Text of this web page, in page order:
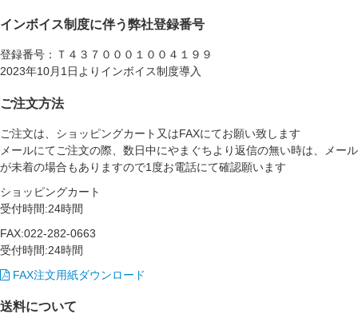
インボイス制度に伴う弊社登録番号
登録番号：Ｔ４３７０００１００４１９９
2023年10月1日よりインボイス制度導入
ご注文方法
ご注文は、ショッピングカート又はFAXにてお願い致します
メールにてご注文の際、数日中にやまぐちより返信の無い時は、メール
が未着の場合もありますので1度お電話にて確認願います
ショッピングカート
受付時間:24時間
FAX:022-282-0663
受付時間:24時間
FAX注文用紙ダウンロード
送料について